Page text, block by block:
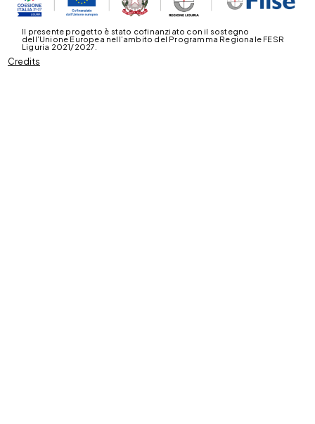
Il presente progetto è stato cofinanziato con il sostegno
dell’Unione Europea nell’ambito del Programma Regionale FESR
Liguria 2021/2027.
Credits